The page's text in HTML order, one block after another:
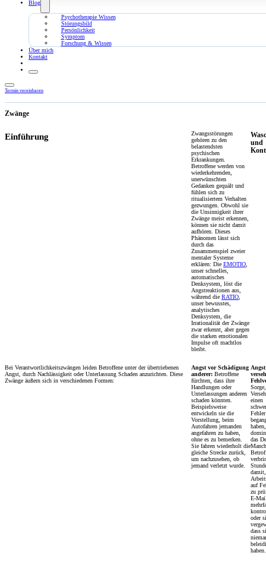
Blog
Psychotherapie Wissen
Störungsbild
Persönlichkeit
Symptom
Forschung & Wissen
Über mich
Kontakt
Termin vereinbaren
Zwänge
Einführung
Zwangsstörungen
gehören zu den
belastendsten
psychischen
Erkrankungen.
Betroffene werden von
wiederkehrenden,
unerwünschten
Gedanken gequält und
fühlen sich zu
ritualisiertem Verhalten
gezwungen. Obwohl sie
die Unsinnigkeit ihrer
Zwänge meist erkennen,
können sie nicht damit
aufhören. Dieses
Phänomen lässt sich
durch das
Zusammenspiel zweier
mentaler Systeme
erklären: Die EMOTIO,
unser schnelles,
automatisches
Denksystem, löst die
Angstreaktionen aus,
während die RATIO,
unser bewusstes,
analytisches
Denksystem, die
Irrationalität der Zwänge
zwar erkennt, aber gegen
die starken emotionalen
Impulse oft machtlos
bleibt.
und
Bei Verantwortlichkeitszwängen leiden Betroffene unter der übertriebenen
Angst, durch Nachlässigkeit oder Unterlassung Schaden anzurichten. Diese
Zwänge äußern sich in verschiedenen Formen:
Angst vor Schädigung
anderer: Betroffene
fürchten, dass ihre
Handlungen oder
Unterlassungen anderen
schaden könnten.
Beispielsweise
entwickeln sie die
Vorstellung, beim
Autofahren jemanden
angefahren zu haben,
ohne es zu bemerken.
Sie fahren wiederholt die
gleiche Strecke zurück,
um nachzusehen, ob
jemand verletzt wurde.
einen
Fehler
haben,
das
damit,
auf
zu
E-
oder
dass
haben.